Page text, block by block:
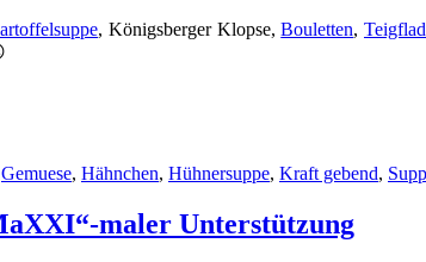
, Königsberger Klopse,Bouletten,
Gemuese, Hähnchen, Hühnersuppe, Kraft gebend,
maler Unterstützung